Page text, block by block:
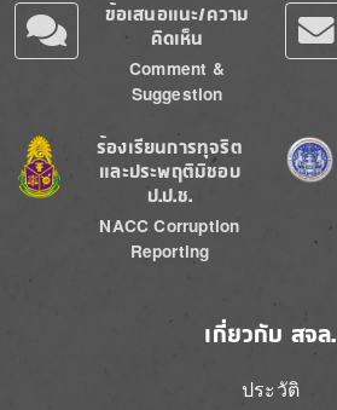
ข้อเสนอแนะ/ความ
คิดเห็น
Comment &
Suggestion
Image
ร้องเรียนการทุจริต
และประพฤติมิชอบ
ป.ป.ช.
NACC Corruption
Reporting
Image
เกี่ยวกับ สจล.
ประวัติ